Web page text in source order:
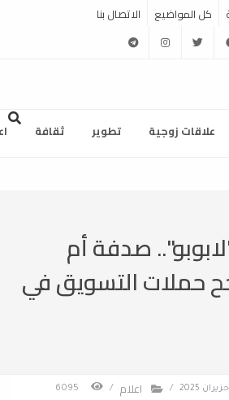
كل المواضيع الاتصال بنا
twitter
instagram
telegram
علاقات زوجية تطوير ثقافة
صدفة أم
حملات التسويق في
/ اعلام /